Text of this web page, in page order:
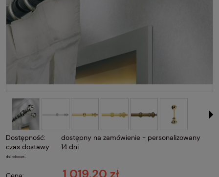
Dostępność:
dostępny na zamówienie - personalizowany
czas dostawy:
dni robocze:
14 dni
1 019,20 zł